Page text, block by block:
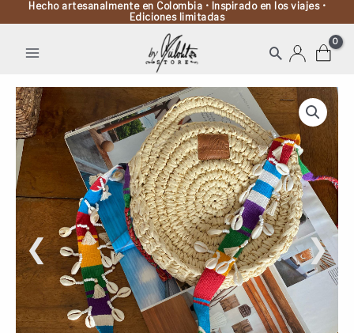
Hecho artesanalmente en Colombia • Inspirado en los viajes •
Ediciones limitadas
Buscar
❮ ❯
Folky
Shell
&
Tassel
Bag
cantidad